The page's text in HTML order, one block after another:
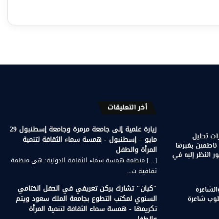
تحليل
ناطقين بغيرها
النظر إليه في
شاعرة
أخر التعليقات
زيارة علمية إلى جامعة مرمرة وجامعة إسطنبول 29
مايو – إسطنبول - همسة سماء الثقافة لتنمية
المرأة والطفل
[…] منظمة همسة سماء الثقافة الدولية: هي منظمة
ثقافية ت...
"كيان" تشارك بركن تعريفي في الحفل الختامي
السنوي لمكتب التطوع بجامعة الملك سعود ويتم
تكريمها - همسة سماء الثقافة لتنمية المرأة